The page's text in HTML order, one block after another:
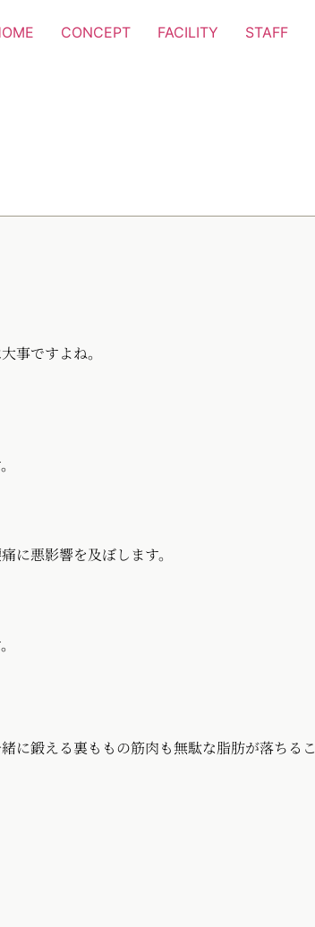
CONCEPT FACILITY STAFF
事ですよね。
に悪影響を及ぼします。
に鍛える裏ももの筋肉も無駄な脂肪が落ちるこ